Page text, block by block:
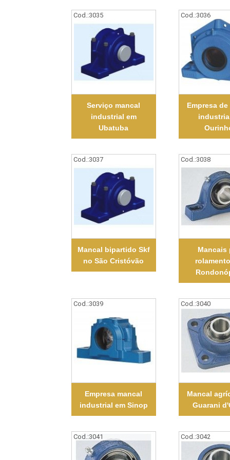
Cod.:3035
Serviço mancal
industrial em
Ubatuba
Cod.:3036
Empresa
Cod.:3037
Mancal bipartido Skf
no São Cristóvão
Cod.:3038
Mancais
Cod.:3039
Empresa mancal
industrial em Sinop
Cod.:3040
Mancal
Guarani
Cod.:3041 Cod.:3042